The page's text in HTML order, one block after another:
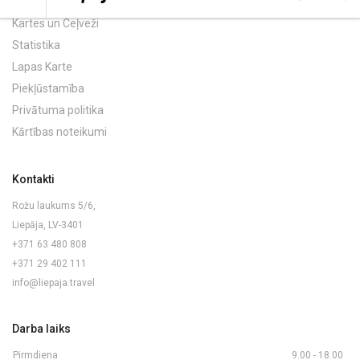
Kartes un Ceļveži
Statistika
Lapas Karte
Piekļūstamība
Privātuma politika
Kārtības noteikumi
Kontakti
Rožu laukums 5/6,
Liepāja, LV-3401
+371 63 480 808
+371 29 402 111
info@liepaja.travel
Darba laiks
Pirmdiena 9.00 - 18.00